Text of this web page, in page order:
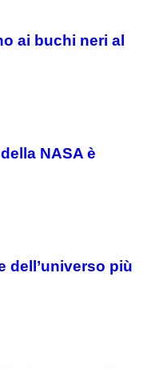
ai buchi neri al
NASA è
dell’universo più